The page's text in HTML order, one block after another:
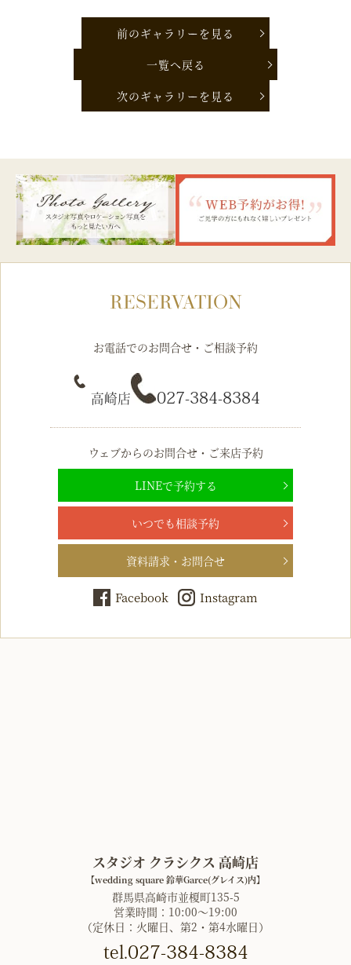
前のギャラリーを見る
一覧へ戻る
次のギャラリーを見る
RESERVATION
お電話でのお問合せ・ご相談予約
高崎店 027-384-8384
ウェブからのお問合せ・ご来店予約
LINEで予約する
いつでも相談予約
資料請求・お問合せ
Facebook Instagram
スタジオ クラシクス 高崎店
【wedding square 鈴華Garce(グレイス)内】
群馬県高崎市並榎町135-5
営業時間：10:00〜19:00
（定休日：火曜日、第2・第4水曜日）
tel.027-384-8384